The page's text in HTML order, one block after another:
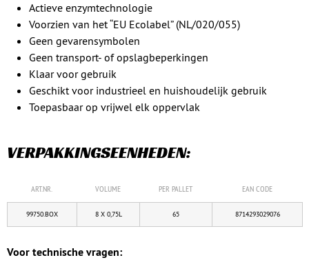
Actieve enzymtechnologie
Voorzien van het “EU Ecolabel” (NL/020/055)
Geen gevarensymbolen
Geen transport- of opslagbeperkingen
Klaar voor gebruik
Geschikt voor industrieel en huishoudelijk gebruik
Toepasbaar op vrijwel elk oppervlak
VERPAKKINGSEENHEDEN:
ART.NR. VOLUME PER PALLET EAN CODE
99750.BOX 8 X 0,75L 65 8714293029076
Voor technische vragen: